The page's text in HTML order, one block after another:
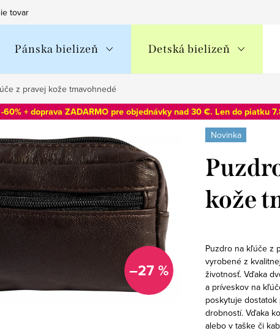
tovaru
Pánska bielizeň Detská bielizeň
z pravej kože tmavohnedé
+ doprava ZADARMO pre objednávky nad 30 €. Len do piatku
–27 %
Novinka
kože
Puzdro na kľúče z
vyrobené z
životnosť. Vďaka
a príveskov na
poskytuje
drobností. Vďaka
alebo v taške či